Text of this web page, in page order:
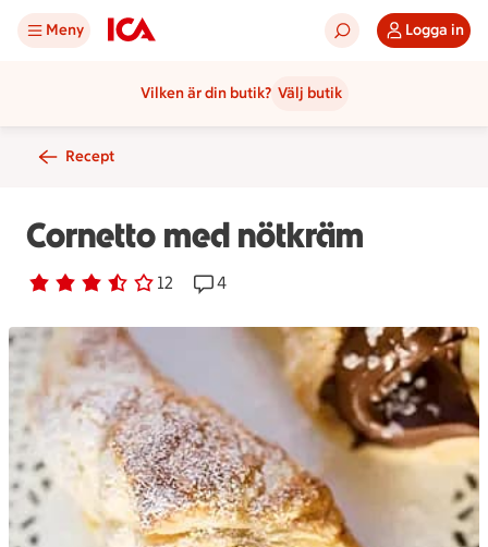
Meny Logga in
Vilken är din butik? Välj butik
Recept
Cornetto med nötkräm
Betyg 3.6 av 5. 12
12 personer har röstatReceptet har 4 kommentarer
4